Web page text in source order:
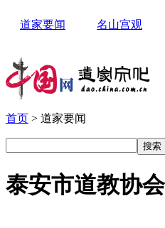
道家要闻 名山宫观
首页 > 道家要闻
泰安市道教协